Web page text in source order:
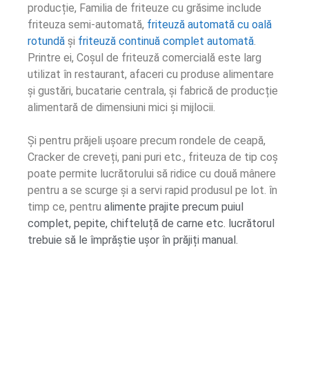
producție, Familia de friteuze cu grăsime include
friteuza semi-automată, friteuză automată cu oală
rotundă și friteuză continuă complet automată
Printre ei, Coșul de friteuză comercială este larg
utilizat în restaurant, afaceri cu produse alimentare
și gustări, bucatarie centrala, și fabrică de producție
alimentară de dimensiuni mici și mijlocii.
Și pentru prăjeli ușoare precum rondele de ceapă,
Cracker de creveți, pani puri etc., friteuza de tip coș
poate permite lucrătorului să ridice cu două mânere
pentru a se scurge și a servi rapid produsul pe lot. în
timp ce, pentru alimente prajite precum puiul
complet, pepite, chifteluță de carne etc. lucrătorul
trebuie să le împrăștie ușor în prăjiți manual.